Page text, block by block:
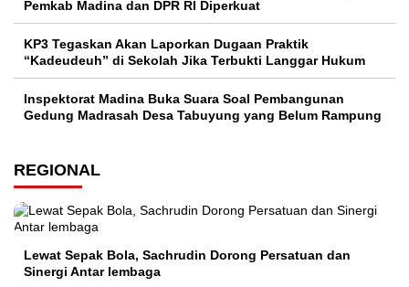
Pemkab Madina dan DPR RI Diperkuat
KP3 Tegaskan Akan Laporkan Dugaan Praktik
“Kadeudeuh” di Sekolah Jika Terbukti Langgar Hukum
Inspektorat Madina Buka Suara Soal Pembangunan
Gedung Madrasah Desa Tabuyung yang Belum Rampung
REGIONAL
Lewat Sepak Bola, Sachrudin Dorong Persatuan dan
Sinergi Antar lembaga